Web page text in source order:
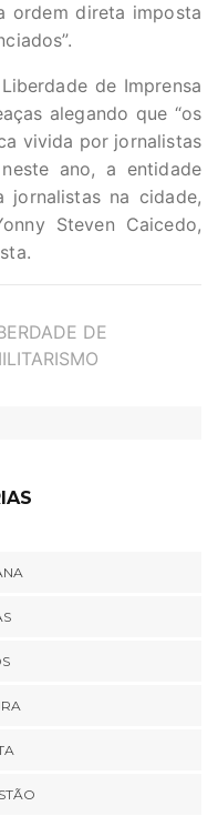
ordem direta imposta
de Imprensa
alegando que “os
vivida por jornalistas
ano, a entidade
jornalistas na cidade,
Steven Caicedo,
DE